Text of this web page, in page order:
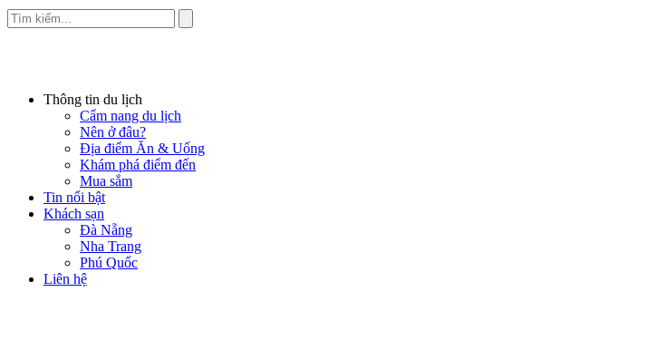
Thông tin du lịch
Cẩm nang du lịch
Nên ở đâu?
Địa điểm Ăn & Uống
Khám phá điểm đến
Mua sắm
Tin nổi bật
Khách sạn
Đà Nẵng
Nha Trang
Phú Quốc
Liên hệ